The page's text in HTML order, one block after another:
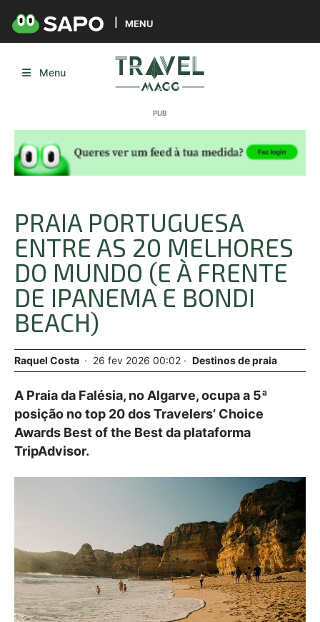
MENU
Menu
PRAIA PORTUGUESA
ENTRE AS 20 MELHORES
DO MUNDO (E À FRENTE
DE IPANEMA E BONDI
BEACH)
Raquel Costa 26 fev 2026 00:02 Destinos de praia
A Praia da Falésia, no Algarve, ocupa a 5ª
posição no top 20 dos Travelers’ Choice
Awards Best of the Best da plataforma
TripAdvisor.